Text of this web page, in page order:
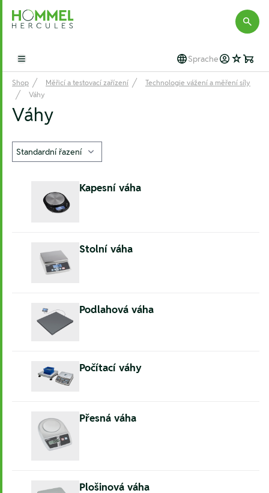
Hommel Hercules
Open main menu Sprache
Shop Měřicí a testovací zařízení
Technologie vážení a měření síly
Váhy
Váhy
Kapesní váha
Stolní váha
Podlahová váha
Počítací váhy
Přesná váha
Plošinová váha